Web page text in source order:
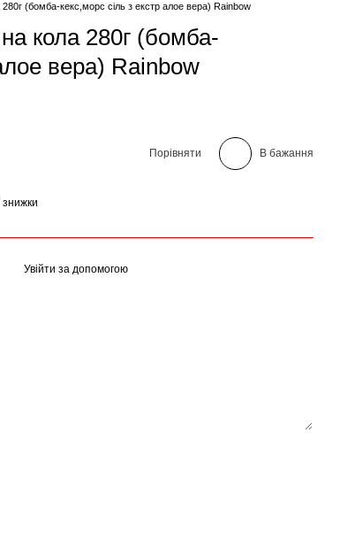
(бомба-кекс,морс сіль з екстр алое вера) Rainbow
кола 280г (бомба-
вера) Rainbow
Порівняти В бажання
знижки
Увійти за допомогою